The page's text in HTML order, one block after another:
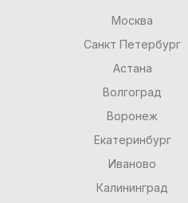
Москва
Санкт Петербург
Астана
Волгоград
Воронеж
Екатеринбург
Иваново
Калининград